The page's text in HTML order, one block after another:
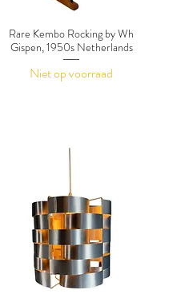
Rare Kembo Rocking by Wh
Gispen, 1950s Netherlands
Niet op voorraad